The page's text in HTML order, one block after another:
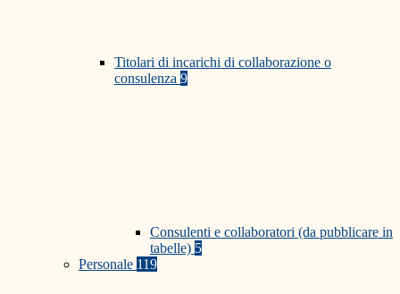
Titolari di incarichi di collaborazione o
consulenza 9
Consulenti e collaboratori (da pubblicare in
tabelle) 5
Personale 119